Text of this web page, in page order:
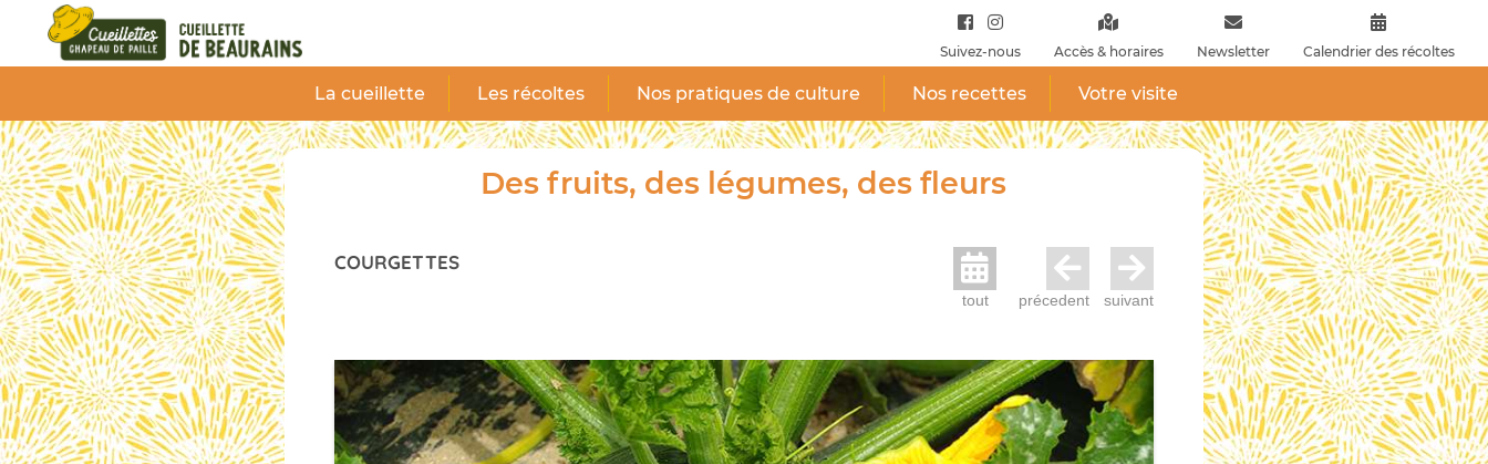
Suivez-nous Accès & horaires Newsletter Calendrier des récoltes
La cueillette Les récoltes Nos pratiques de culture Nos recettes Votre visite
Des fruits, des légumes, des fleurs
COURGETTES
tout précedent suivant
Panneau de gestion des cookies